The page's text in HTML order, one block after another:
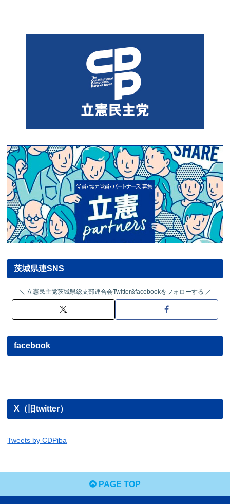
茨城県連SNS
立憲民主党茨城県総支部連合会Twitter&facebookをフォローする
facebook
X（旧twitter）
Tweets by CDPiba
PAGE TOP